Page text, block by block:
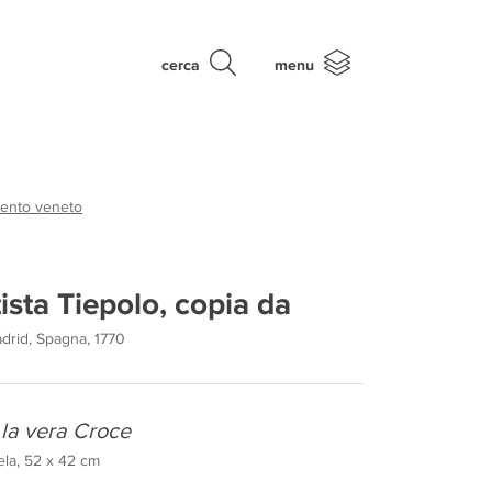
cerca menu
veneto
Tiepolo, copia da
Spagna, 1770
vera Croce
52 x 42 cm